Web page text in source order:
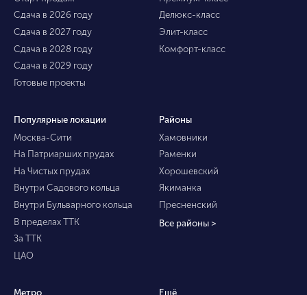
Сдача в 2026 году
Сдача в 2027 году
Сдача в 2028 году
Сдача в 2029 году
Готовые проекты
Делюкс-класс
Элит-класс
Комфорт-класс
Популярные локации
Москва-Сити
На Патриарших прудах
На Чистых прудах
Внутри Садового кольца
Внутри Бульварного кольца
В пределах ТТК
За ТТК
ЦАО
Районы
Хамовники
Раменки
Хорошевский
Якиманка
Пресненский
Все районы >
Метро
Ещё